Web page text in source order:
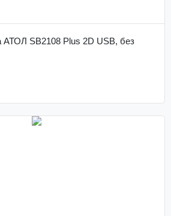
АТОЛ SB2108 Plus 2D USB, без